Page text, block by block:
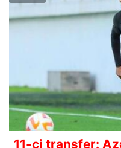
11-ci transfer: